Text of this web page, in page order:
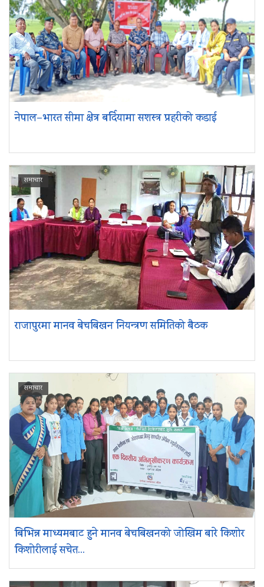
नेपाल–भारत सीमा क्षेत्र बर्दियामा सशस्त्र प्रहरीको कडाई
समाचार
राजापुरमा मानव बेचबिखन नियन्त्रण समितिको बैठक
समाचार
बिभिन्न माध्यमबाट हुने मानव बेचबिखनको जोखिम बारे किशोर
किशोरीलाई सचेत...